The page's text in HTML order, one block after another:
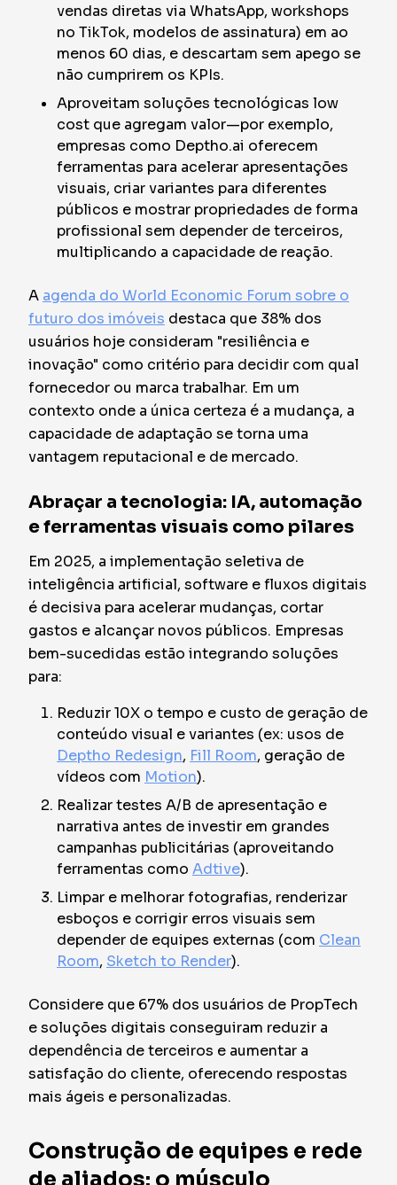
vendas diretas via WhatsApp, workshops
no TikTok, modelos de assinatura) em ao
menos 60 dias, e descartam sem apego se
não cumprirem os KPIs.
Aproveitam soluções tecnológicas low
cost que agregam valor—por exemplo,
empresas como Deptho.ai oferecem
ferramentas para acelerar apresentações
visuais, criar variantes para diferentes
públicos e mostrar propriedades de forma
profissional sem depender de terceiros,
multiplicando a capacidade de reação.
A agenda do World Economic Forum sobre o
futuro dos imóveis destaca que 38% dos
usuários hoje consideram "resiliência e
inovação" como critério para decidir com qual
fornecedor ou marca trabalhar. Em um
contexto onde a única certeza é a mudança, a
capacidade de adaptação se torna uma
vantagem reputacional e de mercado.
Abraçar a tecnologia: IA, automação
e ferramentas visuais como pilares
Em 2025, a implementação seletiva de
inteligência artificial, software e fluxos digitais
é decisiva para acelerar mudanças, cortar
gastos e alcançar novos públicos. Empresas
bem-sucedidas estão integrando soluções
para:
Reduzir 10X o tempo e custo de geração de
conteúdo visual e variantes (ex: usos de
Deptho Redesign, Fill Room, geração de
vídeos com Motion).
Realizar testes A/B de apresentação e
narrativa antes de investir em grandes
campanhas publicitárias (aproveitando
ferramentas como Adtive).
Limpar e melhorar fotografias, renderizar
esboços e corrigir erros visuais sem
depender de equipes externas (com Clean
Room, Sketch to Render).
Considere que 67% dos usuários de PropTech
e soluções digitais conseguiram reduzir a
dependência de terceiros e aumentar a
satisfação do cliente, oferecendo respostas
mais ágeis e personalizadas.
Construção de equipes e rede
de aliados: o músculo